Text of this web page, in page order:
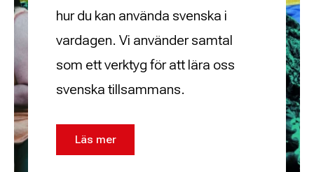
hur du kan använda svenska i
vardagen. Vi använder samtal
som ett verktyg för att lära oss
svenska tillsammans.
Läs mer